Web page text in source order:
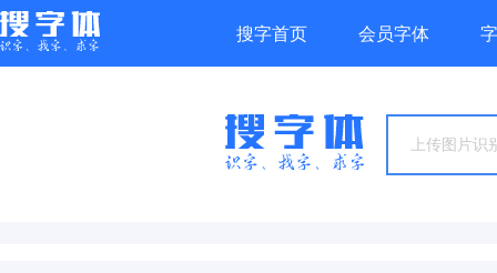
搜字首页 会员字体
上传图片